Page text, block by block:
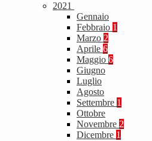
2021
Gennaio
Febbraio 1
Marzo 2
Aprile 6
Maggio 6
Giugno
Luglio
Agosto
Settembre 1
Ottobre
Novembre 2
Dicembre 1